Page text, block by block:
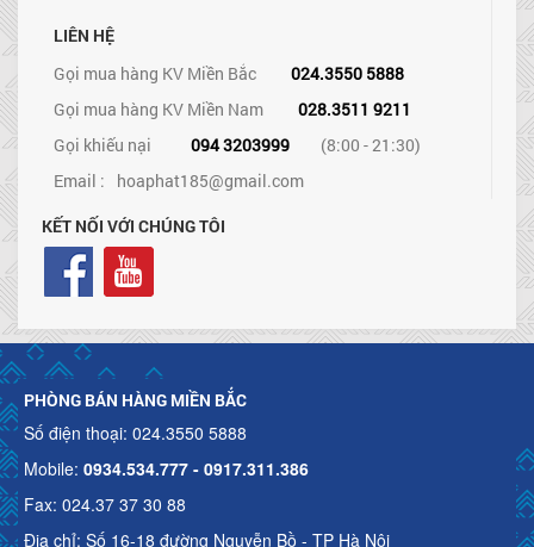
LIÊN HỆ
Gọi mua hàng KV Miền Bắc
024.3550 5888
Gọi mua hàng KV Miền Nam
028.3511 9211
Gọi khiếu nại
094 3203999
(8:00 - 21:30)
Email : hoaphat185@gmail.com
KẾT NỐI VỚI CHÚNG TÔI
PHÒNG BÁN HÀNG MIỀN BẮC
Số điện thoại: 024.3550 5888
Mobile: 0934.534.777 - 0917.311.386
Fax: 024.37 37 30 88
Địa chỉ: Số 16-18 đường Nguyễn Bồ - TP Hà Nội